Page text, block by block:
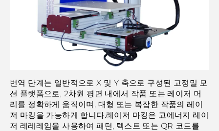
번역 단계는 일반적으로 X 및 Y 축으로 구성된 고정밀 모
션 플랫폼으로, 2차원 평면 내에서 작품 또는 레이저 머
리를 정확하게 움직이며, 대형 또는 복잡한 작품의 레이
저 마킹을 가능하게 합니다.레이저 마킹은 고에너지 레이
저 레레레임을 사용하여 패턴, 텍스트 또는 QR 코드를